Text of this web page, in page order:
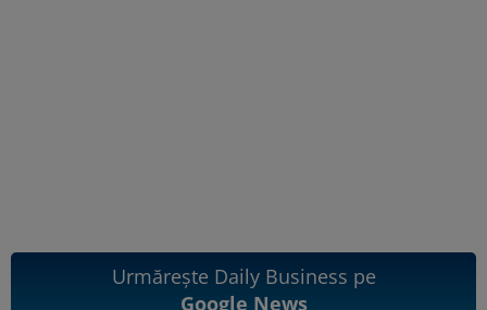
Urmărește Daily Business pe
Google News